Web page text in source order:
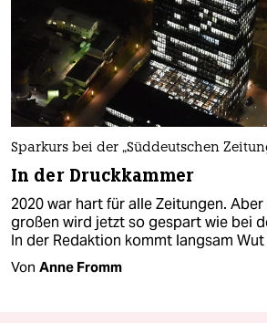
Sparkurs bei der „Süddeutschen
In der Druckkammer
2020 war hart für alle Zeitungen.
großen wird jetzt so gespart wie bei
In der Redaktion kommt langsam Wut
Von Anne Fromm